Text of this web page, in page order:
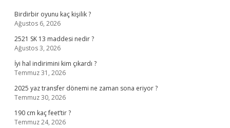
Birdirbir oyunu kaç kişilik ?
Ağustos 6, 2026
2521 SK 13 maddesi nedir ?
Ağustos 3, 2026
İyi hal indirimini kim çıkardı ?
Temmuz 31, 2026
2025 yaz transfer dönemi ne zaman sona eriyor ?
Temmuz 30, 2026
190 cm kaç feet’tir ?
Temmuz 24, 2026